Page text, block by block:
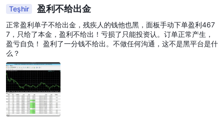
Teşhir 盈利不给出金
正常盈利单子不给出金，残疾人的钱他也黑，面板手动下单盈利467
7，只给了本金，盈利不给出！亏损了只能投资认。订单正常产生，
盈亏自负！ 盈利了一分钱不给出。不做任何沟通，这不是黑平台是什
么？